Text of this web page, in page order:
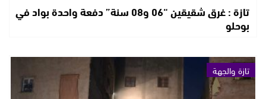
تازة : غرق شقيقين “06 و08 سنة” دفعة واحدة بواد في
بوحلو
تازة والجهة